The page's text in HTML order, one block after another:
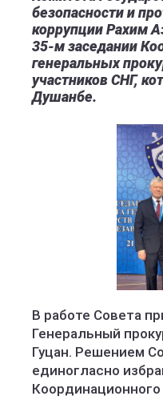
безопасности и
коррупции Рахим
35-м заседании
генеральных
участников СНГ,
Душанбе.
В работе Совета
Генеральный
Гуцан. Решением
единогласно